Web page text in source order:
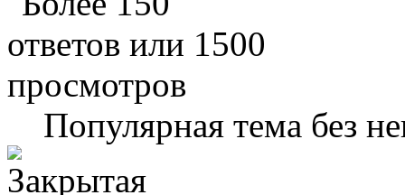
Популярная тема без